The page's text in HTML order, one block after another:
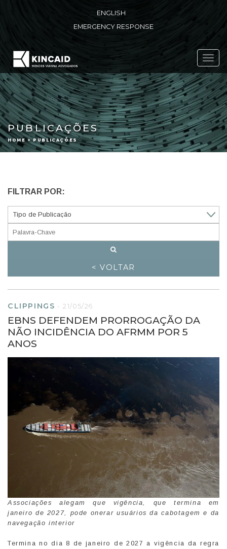
ENGLISH
EMERGENCY RESPONSE
PUBLICAÇÕES
HOME > PUBLICAÇÕES
FILTRAR POR:
< VOLTAR
CLIPPINGS - 21/05/26
EBNS DEFENDEM PRORROGAÇÃO DA
NÃO INCIDÊNCIA DO AFRMM POR 5
ANOS
Associações alegam que vigência, que termina em
janeiro de 2027, pode onerar usuários da cabotagem e da
navegação interior
Termina no dia 8 de janeiro de 2027 a vigência da regra